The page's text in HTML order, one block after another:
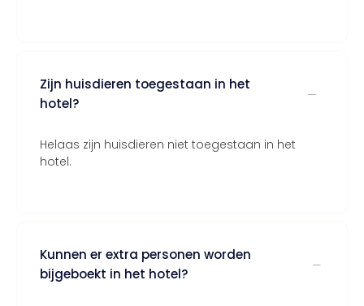
Zijn huisdieren toegestaan in het
hotel?
Helaas zijn huisdieren niet toegestaan in het
hotel.
Kunnen er extra personen worden
bijgeboekt in het hotel?